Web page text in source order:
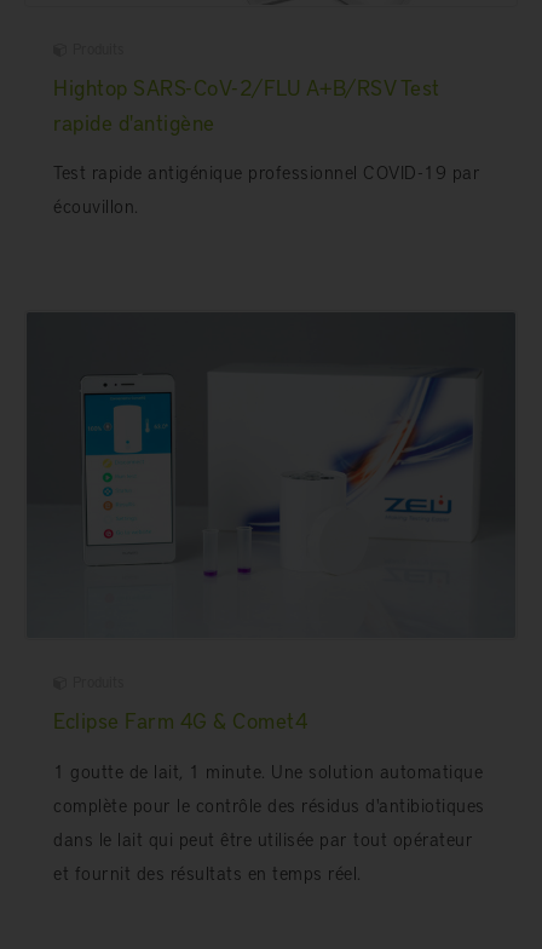
Hightop SARS-CoV-2/FLU A+B/RSV Test
rapide d'antigène
Test rapide antigénique professionnel COVID-19 par
écouvillon.
Eclipse Farm 4G & Comet4
1 goutte de lait, 1 minute. Une solution automatique
complète pour le contrôle des résidus d'antibiotiques
dans le lait qui peut être utilisée par tout opérateur
et fournit des résultats en temps réel.